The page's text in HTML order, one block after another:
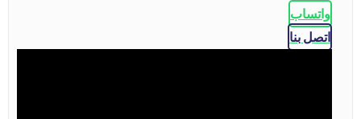
واتساب
اتصل بنا